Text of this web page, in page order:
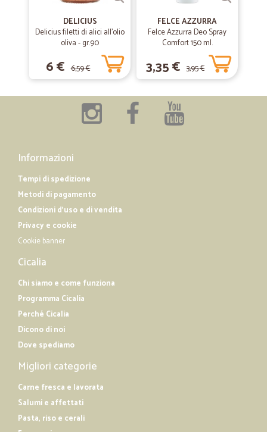
DELICIUS
Delicius filetti di alici all'olio
oliva - gr.90
6 € 6,59 €
FELCE AZZURRA
Felce Azzurra Deo Spray
Comfort 150 ml.
3,35 € 3,95 €
Informazioni
Tempi di spedizione
Metodi di pagamento
Condizioni d'uso e di vendita
Privacy e cookie
Cookie banner
Cicalia
Chi siamo e come funziona
Programma Cicalia
Perché Cicalia
Dicono di noi
Dove spediamo
Migliori categorie
Carne fresca e lavorata
Salumi e affettati
Pasta, riso e cerali